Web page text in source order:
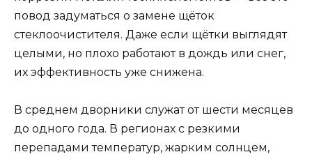
повод задуматься о замене щёток
стеклоочистителя. Даже если щётки выглядят
целыми, но плохо работают в дождь или снег,
их эффективность уже снижена.
В среднем дворники служат от шести месяцев
до одного года. В регионах с резкими
перепадами температур, жарким солнцем,